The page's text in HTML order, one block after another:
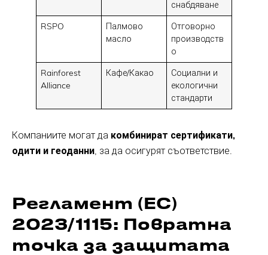
снабдяване
RSPO
Палмово
масло
Отговорно
производств
о
Rainforest
Alliance
Кафе/Какао
Социални и
екологични
стандарти
Компаниите могат да комбинират сертификати,
одити и геоданни, за да осигурят съответствие.
Регламент (ЕС)
2023/1115: Повратна
точка за защитата